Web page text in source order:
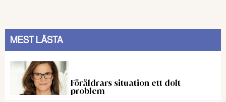
MEST LÄSTA
Föräldrars situation ett dolt
problem